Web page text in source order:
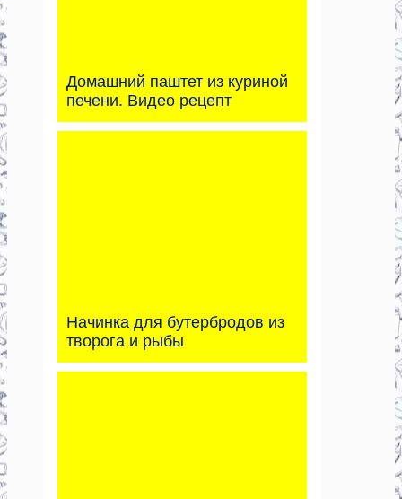
Домашний паштет из куриной
печени. Видео рецепт
Начинка для бутербродов из
творога и рыбы